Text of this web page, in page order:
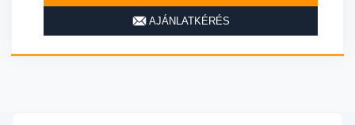
AJÁNLATKÉRÉS